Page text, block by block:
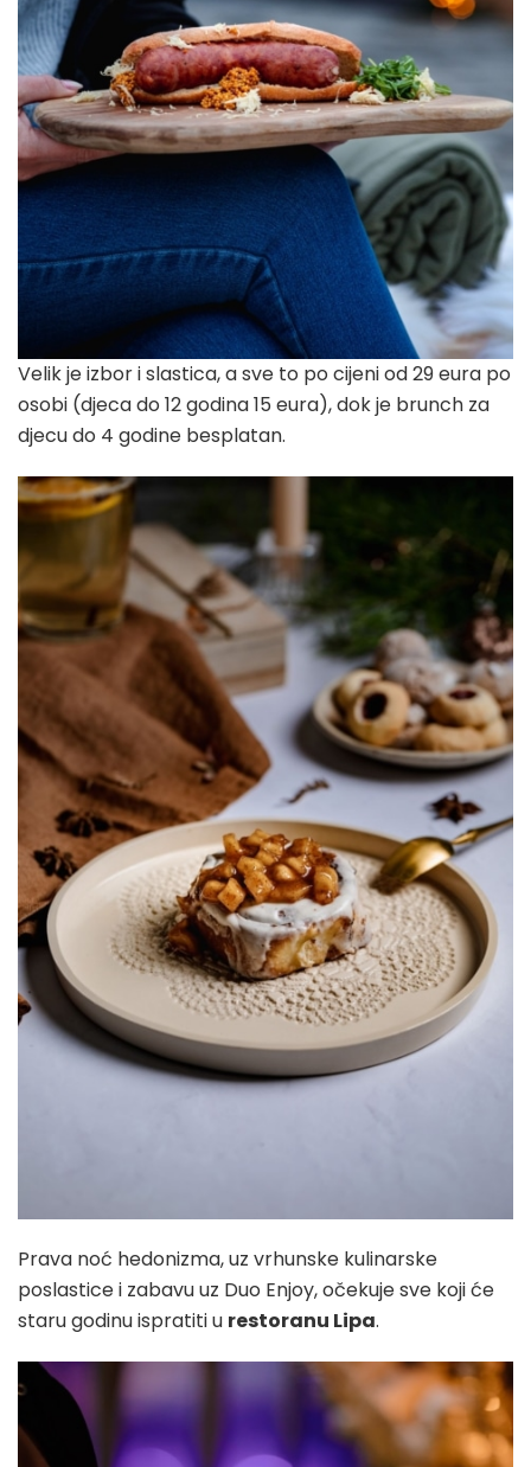
Velik je izbor i slastica, a sve to po cijeni od 29 eura po
osobi (djeca do 12 godina 15 eura), dok je brunch za
djecu do 4 godine besplatan.
Prava noć hedonizma, uz vrhunske kulinarske
poslastice i zabavu uz Duo Enjoy, očekuje sve koji će
staru godinu ispratiti u restoranu Lipa.